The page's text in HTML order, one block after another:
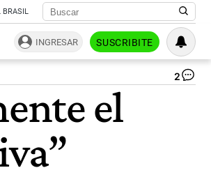
BRASIL
INGRESAR SUSCRIBITE
2
el